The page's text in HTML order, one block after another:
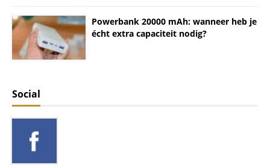
Powerbank 20000 mAh: wanneer heb je
écht extra capaciteit nodig?
Social